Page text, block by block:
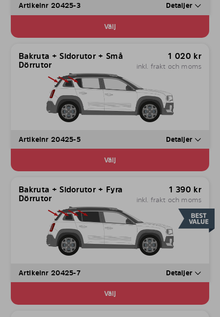
Artikelnr 20425-3 Detaljer
Välj
Bakruta + Sidorutor + Små
Dörrutor
1 020 kr
inkl. frakt och moms
Artikelnr 20425-5 Detaljer
Välj
Bakruta + Sidorutor + Fyra
Dörrutor
1 390 kr
inkl. frakt och moms
Artikelnr 20425-7 Detaljer
Välj